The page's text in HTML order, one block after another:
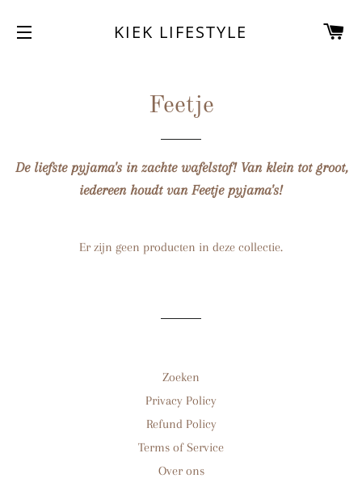
KIEK LIFESTYLE
Feetje
De liefste pyjama's in zachte wafelstof! Van klein tot groot,
iedereen houdt van Feetje pyjama's!
Er zijn geen producten in deze collectie.
Zoeken
Privacy Policy
Refund Policy
Terms of Service
Over ons